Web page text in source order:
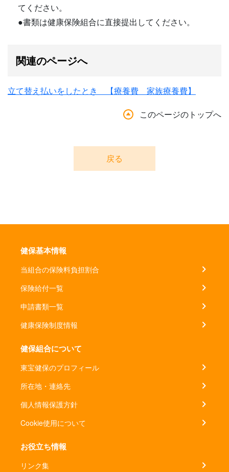
てください。
●書類は健康保険組合に直接提出してください。
関連のページへ
立て替え払いをしたとき 【療養費 家族療養費】
このページのトップへ
戻る
健保基本情報
当組合の保険料負担割合
保険給付一覧
申請書類一覧
健康保険制度情報
健保組合について
東宝健保のプロフィール
所在地・連絡先
個人情報保護方針
Cookie使用について
お役立ち情報
リンク集